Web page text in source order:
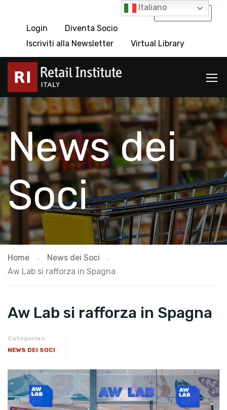
International
Login
Diventa Socio
Iscriviti alla Newsletter
Virtual Library
News dei
Soci
Home
News dei Soci
Aw Lab si rafforza in Spagna
Aw Lab si rafforza in Spagna
Categories
NEWS DEI SOCI
Italiano